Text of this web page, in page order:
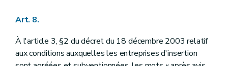
Art. 8.
À l'article 3, §2 du décret du 18 décembre 2003 relatif
aux conditions auxquelles les entreprises d'insertion